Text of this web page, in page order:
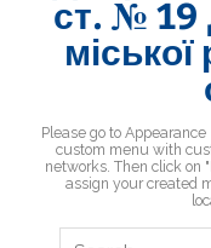
ст. № 19
Добропільська
Please go to
custom menu with
networks. Then click on
assign your created